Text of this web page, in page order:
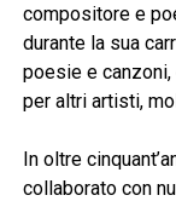
compositore e
durante la sua
poesie e
per altri artisti,
In oltre
collaborato con